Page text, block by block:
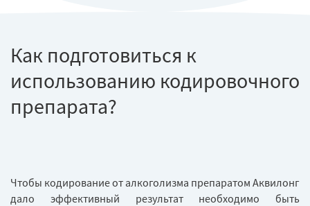
Как подготовиться к
использованию кодировочного
препарата?
Чтобы кодирование от алкоголизма препаратом Аквилонг
дало эффективный результат необходимо быть